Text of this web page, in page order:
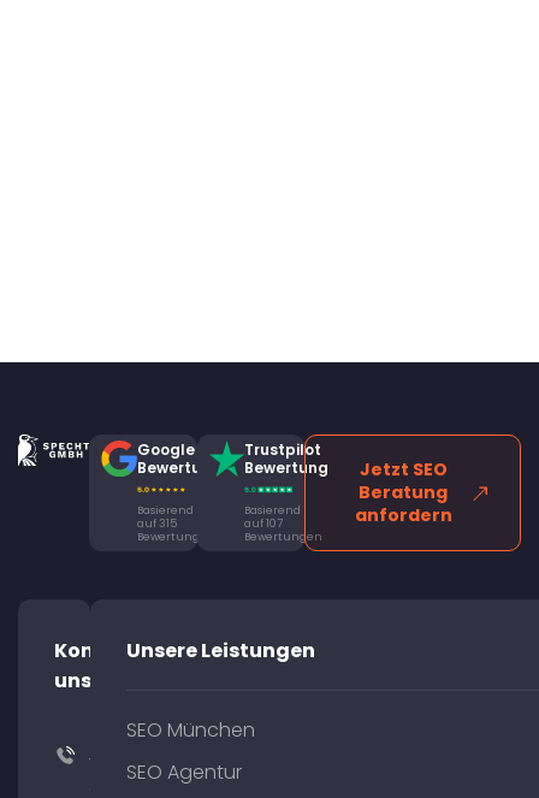
Google
Bewertung
Basierend
auf 315
Bewertungen
Trustpilot
Bewertung
Basierend
auf 107
Bewertungen
Jetzt SEO
Beratung
anfordern
Kontaktiere
uns!
+49
Unsere Leistungen
SEO München
SEO Agentur